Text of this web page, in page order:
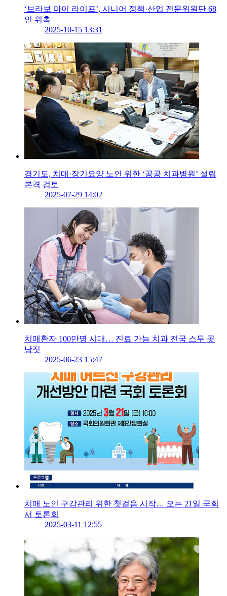
‘브라보 마이 라이프’, 시니어 정책·산업 전문위원단 68
인 위촉
2025-10-15 13:31
경기도, 치매·장기요양 노인 위한 ‘공공 치과병원’ 설립
본격 검토
2025-07-29 14:02
치매환자 100만명 시대… 진료 가능 치과 전국 스무 곳
남짓
2025-06-23 15:47
치매 노인 구강관리 위한 첫걸음 시작… 오는 21일 국회
서 토론회
2025-03-11 12:55